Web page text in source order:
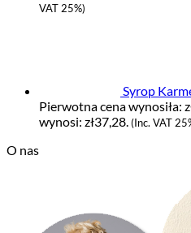
VAT 25%)
Syrop
Pierwotna cena wynosiła:
wynosi: zł37,28.(Inc. VAT
O nas